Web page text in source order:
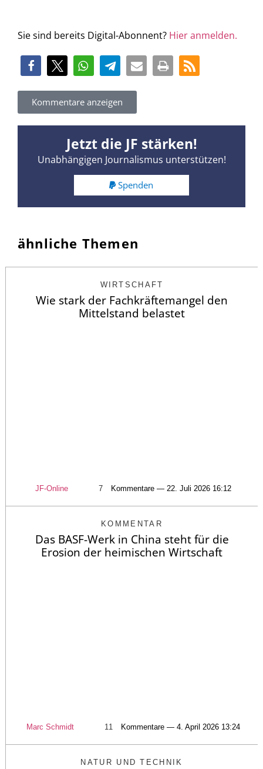
Sie sind bereits Digital-Abonnent? Hier anmelden.
Kommentare anzeigen
Jetzt die JF stärken!
Unabhängigen Journalismus unterstützen!
Spenden
ähnliche Themen
WIRTSCHAFT
Wie stark der Fachkräftemangel den
Mittelstand belastet
JF-Online 7 Kommentare — 22. Juli 2026 16:12
KOMMENTAR
Das BASF-Werk in China steht für die
Erosion der heimischen Wirtschaft
Marc Schmidt 11 Kommentare — 4. April 2026 13:24
NATUR UND TECHNIK